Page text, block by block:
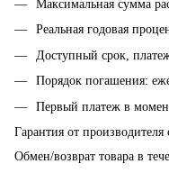
Максимальная сумма
Реальная годовая
Доступный срок,
Порядок погашения:
Первый платеж в
Гарантия от производителя
Обмен/возврат товара в